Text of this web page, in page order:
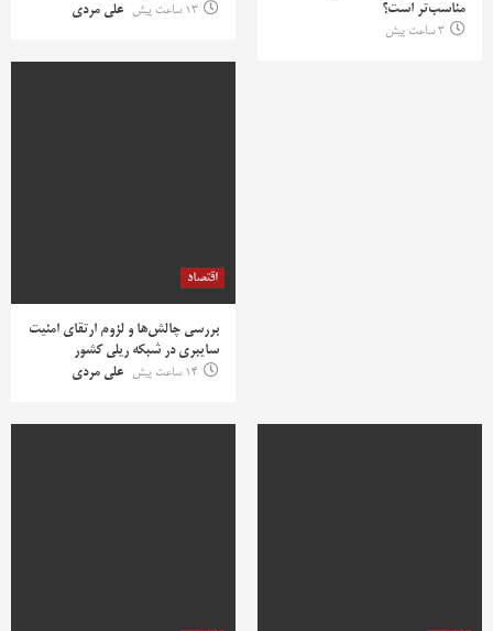
مناسب‌تر است؟
3 ساعت پیش
13 ساعت پیش
علی مردی
اقتصاد
بررسی چالش‌ها و لزوم ارتقای امنیت
سایبری در شبکه ریلی کشور
14 ساعت پیش
علی مردی